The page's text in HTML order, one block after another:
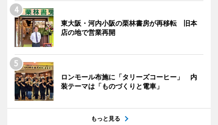
東大阪・河内小阪の栗林書房が再移転 旧本
店の地で営業再開
ロンモール布施に「タリーズコーヒー」 内
装テーマは「ものづくりと電車」
もっと見る